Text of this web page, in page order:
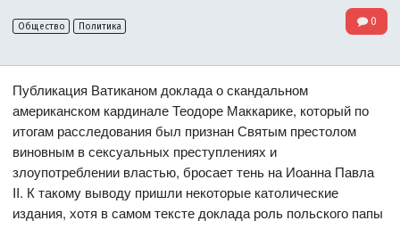
Общество Политика 0
Публикация Ватиканом доклада о скандальном
американском кардинале Теодоре Маккарике, который по
итогам расследования был признан Святым престолом
виновным в сексуальных преступлениях и
злоупотреблении властью, бросает тень на Иоанна Павла
II. К такому выводу пришли некоторые католические
издания, хотя в самом тексте доклада роль польского папы